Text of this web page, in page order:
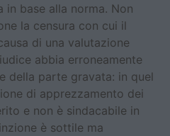
base alla norma. Non
la censura con cui il
di una valutazione
abbia erroneamente
della parte gravata: in quel
di apprezzamento dei
e non è sindacabile in
è sottile ma